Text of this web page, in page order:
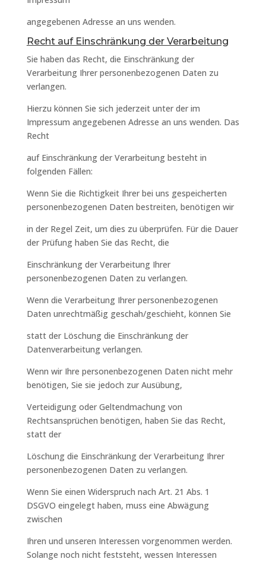
angegebenen Adresse an uns wenden.
Recht auf Einschränkung der Verarbeitung
Sie haben das Recht, die Einschränkung der
Verarbeitung Ihrer personenbezogenen Daten zu
verlangen.
Hierzu können Sie sich jederzeit unter der im
Impressum angegebenen Adresse an uns wenden. Das
Recht
auf Einschränkung der Verarbeitung besteht in
folgenden Fällen:
Wenn Sie die Richtigkeit Ihrer bei uns gespeicherten
personenbezogenen Daten bestreiten, benötigen wir
in der Regel Zeit, um dies zu überprüfen. Für die Dauer
der Prüfung haben Sie das Recht, die
Einschränkung der Verarbeitung Ihrer
personenbezogenen Daten zu verlangen.
Wenn die Verarbeitung Ihrer personenbezogenen
Daten unrechtmäßig geschah/geschieht, können Sie
statt der Löschung die Einschränkung der
Datenverarbeitung verlangen.
Wenn wir Ihre personenbezogenen Daten nicht mehr
benötigen, Sie sie jedoch zur Ausübung,
Verteidigung oder Geltendmachung von
Rechtsansprüchen benötigen, haben Sie das Recht,
statt der
Löschung die Einschränkung der Verarbeitung Ihrer
personenbezogenen Daten zu verlangen.
Wenn Sie einen Widerspruch nach Art. 21 Abs. 1
DSGVO eingelegt haben, muss eine Abwägung
zwischen
Ihren und unseren Interessen vorgenommen werden.
Solange noch nicht feststeht, wessen Interessen